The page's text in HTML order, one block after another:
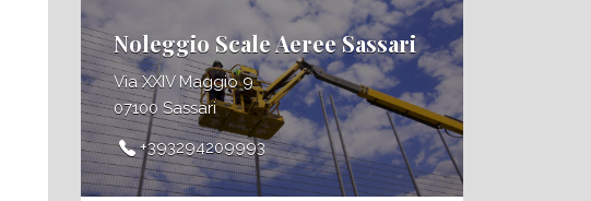
Noleggio Scale Aeree Sassari
Via XXIV Maggio 9
07100 Sassari
+393294209993